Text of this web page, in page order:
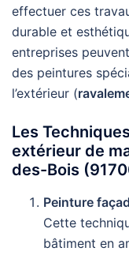
effectuer ces
durable et
entreprises
des peintures
l’extérieur (
Les
extérieur de
des-Bois
Peinture
Cette
bâtiment en